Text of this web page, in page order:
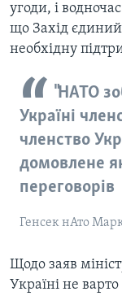
угоди, і
що Захід
необхідну
"НАТО
Україні
членство
домовлене
переговорів
Генсек нАто
Щодо заяв
Україні не